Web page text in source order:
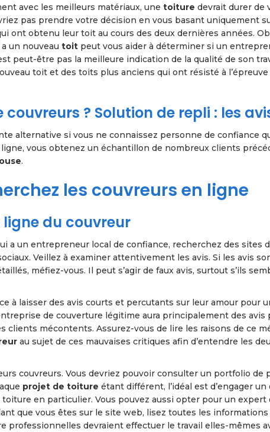
avec les meilleurs matériaux, une toiture devrait durer de
pas prendre votre décision en vous basant uniquement
ont obtenu leur toit au cours des deux dernières années.
un nouveau toit peut vous aider à déterminer si un
peut-être pas la meilleure indication de la qualité de son
toit et des toits plus anciens qui ont résisté à
couvreurs ? Solution de repli : les
alternative si vous ne connaissez personne de confiance
vous obtenez un échantillon de nombreux clients
.
les couvreurs en ligne
ligne du couvreur
a un entrepreneur local de confiance, recherchez des sites
Veillez à examiner attentivement les avis. Si les avis
méfiez-vous. Il peut s’agir de faux avis, surtout s’ils
à laisser des avis courts et percutants sur leur amour pour
de couverture légitime aura principalement des avis
clients mécontents. Assurez-vous de lire les raisons de ce
au sujet de ces mauvaises critiques afin d’entendre les
couvreurs. Vous devriez pouvoir consulter un portfolio de
projet de toiture étant différent, l’idéal est d’engager
toiture en particulier. Vous pouvez aussi opter pour un
que vous êtes sur le site web, lisez toutes les informations
professionnelles devraient effectuer le travail elles-mêmes